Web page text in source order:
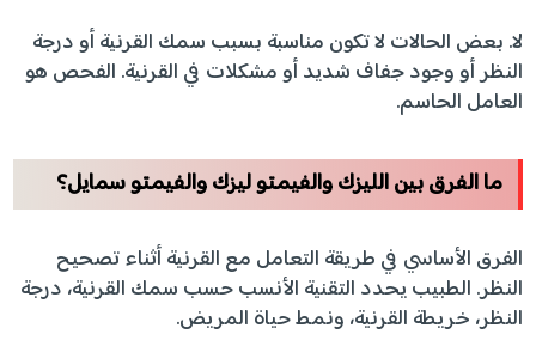
لا. بعض الحالات لا تكون مناسبة بسبب سمك القرنية أو درجة
النظر أو وجود جفاف شديد أو مشكلات في القرنية. الفحص هو
العامل الحاسم.
ما الفرق بين الليزك والفيمتو ليزك والفيمتو سمايل؟
الفرق الأساسي في طريقة التعامل مع القرنية أثناء تصحيح
النظر. الطبيب يحدد التقنية الأنسب حسب سمك القرنية، درجة
النظر، خريطة القرنية، ونمط حياة المريض.